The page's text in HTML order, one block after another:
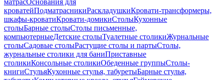
матрасОснования для
кроватейПодматрасникиРаскладушкиКровати-трансформеры,
шкафы-кроватиКровати-домикиСтолыКухонные
столыБарные столыСтолы письменные,
компьютерныеДетские столыТуалетные столикиЖурнальные
столыСадовые столыРастущие столы и партыСтолы,
журнальные столики для баниПриставные
столикиКонсольные столикиОбеденные группыСтолы-
книгиСтульяКухонные стулья, табуретыБарные стулья,